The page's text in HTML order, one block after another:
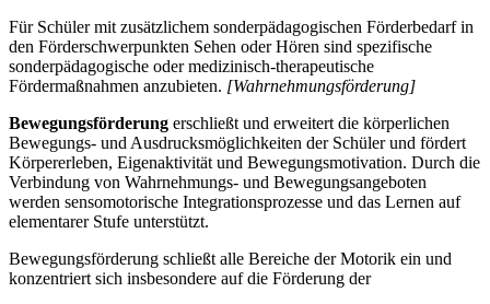
Für Schüler mit zusätzlichem sonderpädagogischen Förderbedarf in
den Förderschwerpunkten Sehen oder Hören sind spezifische
sonderpädagogische oder medizinisch-therapeutische
Fördermaßnahmen anzubieten. [Wahrnehmungsförderung]
Bewegungsförderung erschließt und erweitert die körperlichen
Bewegungs- und Ausdrucksmöglichkeiten der Schüler und fördert
Körpererleben, Eigenaktivität und Bewegungsmotivation. Durch die
Verbindung von Wahrnehmungs- und Bewegungsangeboten
werden sensomotorische Integrationsprozesse und das Lernen auf
elementarer Stufe unterstützt.
Bewegungsförderung schließt alle Bereiche der Motorik ein und
konzentriert sich insbesondere auf die Förderung der